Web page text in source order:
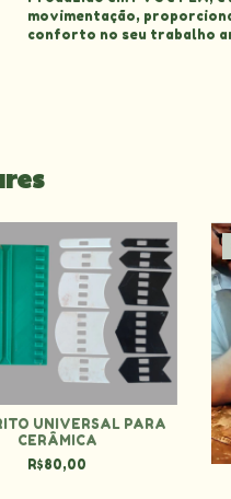
movimentação,
conforto no seu trabalho
UNIVERSAL PARA
CERÂMICA
R$80,00